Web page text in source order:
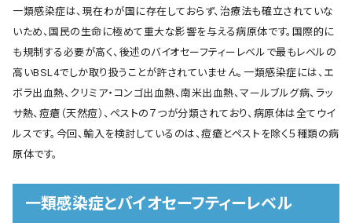
一類感染症は、現在わが国に存在しておらず、治療法も確立されていな
いため、国民の生命に極めて重大な影響を与える病原体です。国際的に
も規制する必要が高く、後述のバイオセーフティーレベルで最もレベルの
高いBSL4でしか取り扱うことが許されていません。一類感染症には、エ
ボラ出血熱、クリミア・コンゴ出血熱、南米出血熱、マールブルグ病、ラッ
サ熱、痘瘡（天然痘）、ペストの７つが分類されており、病原体は全てウイ
ルスです。今回、輸入を検討しているのは、痘瘡とペストを除く５種類の病
原体です。
一類感染症とバイオセーフティーレベル